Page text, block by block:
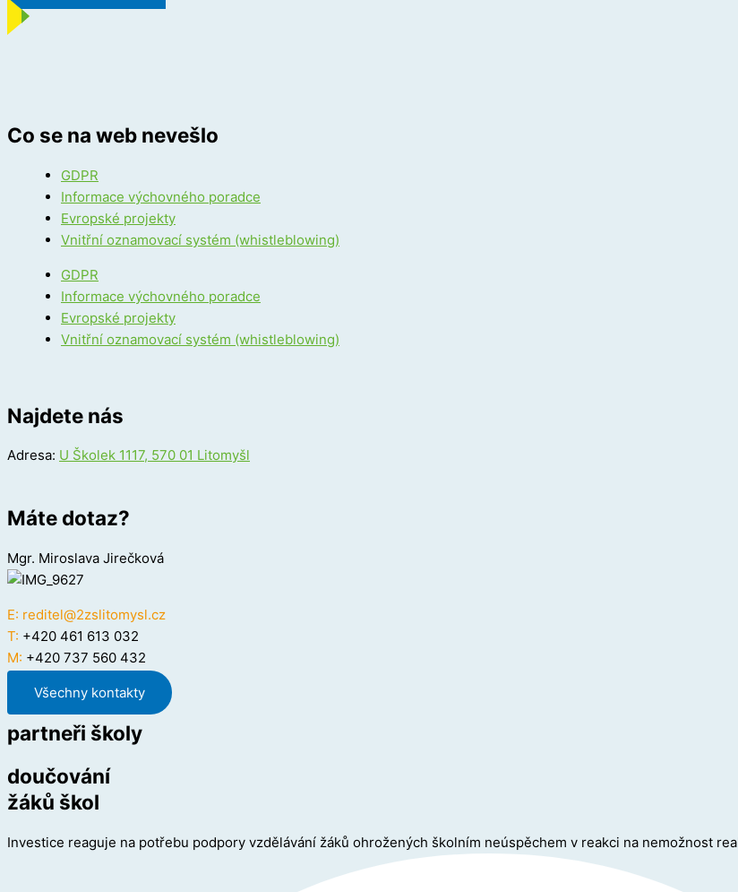
Co se na web nevešlo
GDPR
Informace výchovného poradce
Evropské projekty
Vnitřní oznamovací systém (whistleblowing)
GDPR
Informace výchovného poradce
Evropské projekty
Vnitřní oznamovací systém (whistleblowing)
Najdete nás
Adresa: U Školek 1117, 570 01 Litomyšl
Máte dotaz?
Mgr. Miroslava Jirečková
E: reditel@2zslitomysl.cz
T: +420 461 613 032
M: +420 737 560 432
Všechny kontakty
partneři školy
doučování
žáků škol
Investice reaguje na potřebu podpory vzdělávání žáků ohrožených školním neúspěchem v reakci na nemožnost